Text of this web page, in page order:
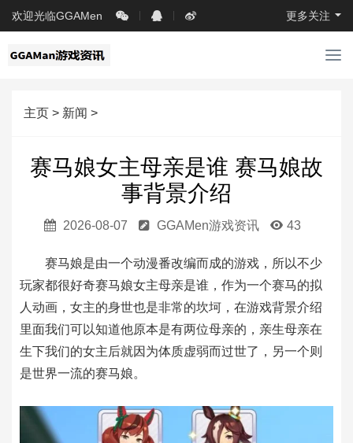
欢迎光临GGAMen 更多关注
导
主页 > 新闻 >
赛马娘女主母亲是谁 赛马娘故
事背景介绍
2026-08-07 GGAMen游戏资讯 43
赛马娘是由一个动漫番改编而成的游戏，所以不少
玩家都很好奇赛马娘女主母亲是谁，作为一个赛马的拟
人动画，女主的身世也是非常的坎坷，在游戏背景介绍
里面我们可以知道他原本是有两位母亲的，亲生母亲在
生下我们的女主后就因为体质虚弱而过世了，另一个则
是世界一流的赛马娘。